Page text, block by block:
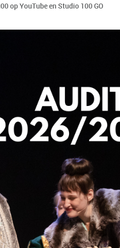
op YouTube en Studio 100 GO